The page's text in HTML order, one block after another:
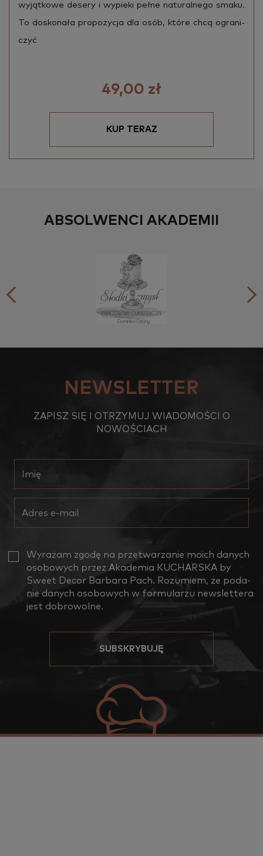
wy­jąt­ko­we de­se­ry i wy­pie­ki pełne na­tu­ral­ne­go smaku.
To do­sko­na­ła pro­po­zy­cja dla osób, które chcą ogra­ni­
czyć
49,00 zł
KUP TERAZ
ABSOLWENCI AKADEMII
NEWSLETTER
ZAPISZ SIĘ I OTRZYMUJ WIADOMOŚCI O
NOWOŚCIACH
Wy­ra­żam zgodę na prze­twa­rza­nie moich da­nych
oso­bo­wych przez Aka­de­mia KU­CHAR­SKA by
Sweet Decor Bar­ba­ra Pach. Ro­zu­miem, że po­da­
nie da­nych oso­bo­wych w for­mu­la­rzu new­slet­te­ra
jest do­bro­wol­ne.
SUBSKRYBUJĘ